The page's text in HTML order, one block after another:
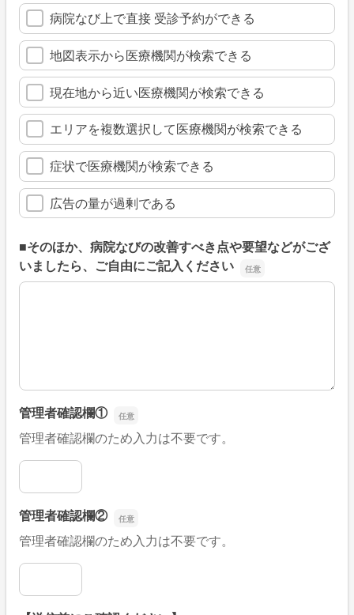
病院なび上で直接 受診予約ができる
地図表示から医療機関が検索できる
現在地から近い医療機関が検索できる
エリアを複数選択して医療機関が検索できる
症状で医療機関が検索できる
広告の量が過剰である
■そのほか、病院なびの改善すべき点や要望などがござ
いましたら、ご自由にご記入ください
■そのほか、病院なびの改善すべき点や要望などがござい
管理者確認欄①
管理者確認欄のため入力は不要です。
管理者確認欄①
管理者確認欄②
管理者確認欄のため入力は不要です。
管理者確認欄②